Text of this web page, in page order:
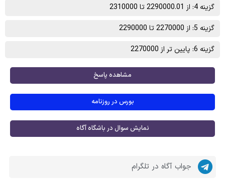
گزینه 4: از 2290000.01 تا 2310000
گزینه 5: از 2270000 تا 2290000
گزینه 6: پایین تر از 2270000
مشاهده پاسخ
بورس در روزنامه
نمایش سوال در باشگاه آگاه
جواب آگاه در تلگرام